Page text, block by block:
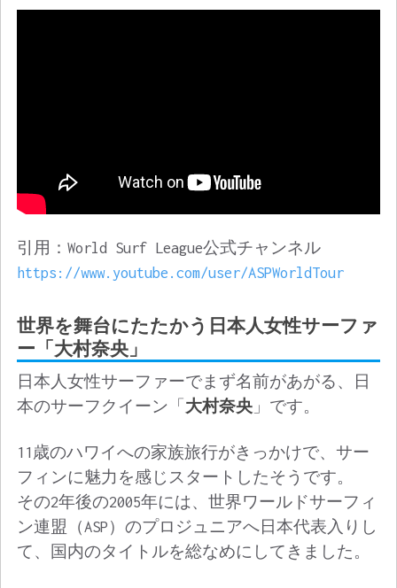
引用：World Surf League公式チャンネル
https://www.youtube.com/user/ASPWorldTour
世界を舞台にたたかう日本人女性サーファ
ー「大村奈央」
日本人女性サーファーでまず名前があがる、日
本のサーフクイーン「 大村奈央」です。
11歳のハワイへの家族旅行がきっかけで、サー
フィンに魅力を感じスタートしたそうです。
その2年後の2005年には、世界ワールドサーフィ
ン連盟（ASP）のプロジュニアへ日本代表入りし
て、国内のタイトルを総なめにしてきました。